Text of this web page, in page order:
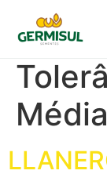
🇧🇷
Início
Média